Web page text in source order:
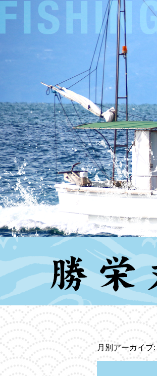
月別アーカイブ: